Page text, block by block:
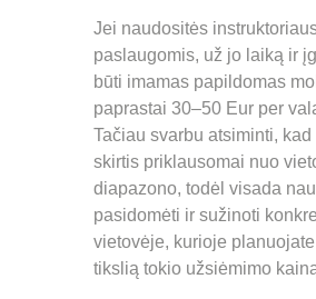
Jei naudositės
paslaugomis, už jo laiką ir
būti imamas papildomas
paprastai 30–50 Eur per
Tačiau svarbu atsiminti,
skirtis priklausomai nuo
diapazono, todėl visada
pasidomėti ir sužinoti
vietovėje, kurioje
tikslią tokio užsiėmimo